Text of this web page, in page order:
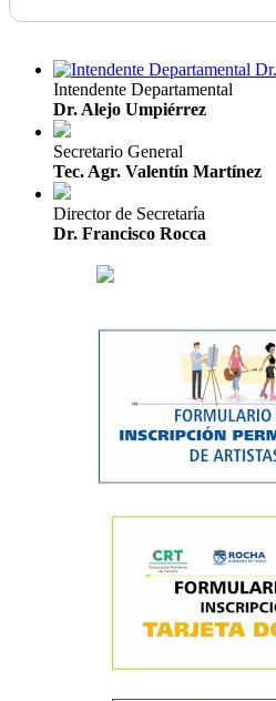
Intendente Departamental
Dr. Alejo Umpiérrez
Secretario General
Tec. Agr. Valentín Martínez
Director de Secretaría
Dr. Francisco Rocca